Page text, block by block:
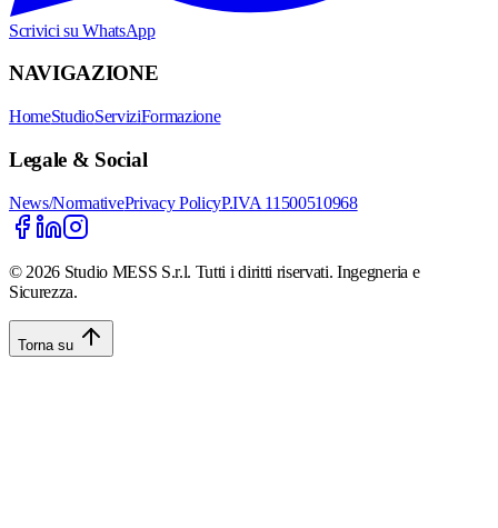
Scrivici su WhatsApp
NAVIGAZIONE
HomeStudioServiziFormazione
Legale & Social
News/NormativePrivacy PolicyP.IVA 11500510968
© 2026 Studio MESS S.r.l. Tutti i diritti riservati. Ingegneria e
Sicurezza.
Torna su